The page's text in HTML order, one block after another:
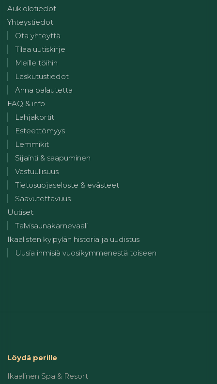
Aukiolotiedot
Yhteystiedot
Ota yhteyttä
Tilaa uutiskirje
Meille töihin
Laskutustiedot
Anna palautetta
FAQ & info
Lahjakortit
Esteettömyys
Lemmikit
Sijainti & saapuminen
Vastuullisuus
Tietosuojaseloste & evästeet
Saavutettavuus
Uutiset
Talvisaunakarnevaali
Ikaalisten kylpylän historia ja uudistus
Uusia ihmisiä vuosikymmenestä toiseen
Löydä perille
Ikaalinen Spa & Resort